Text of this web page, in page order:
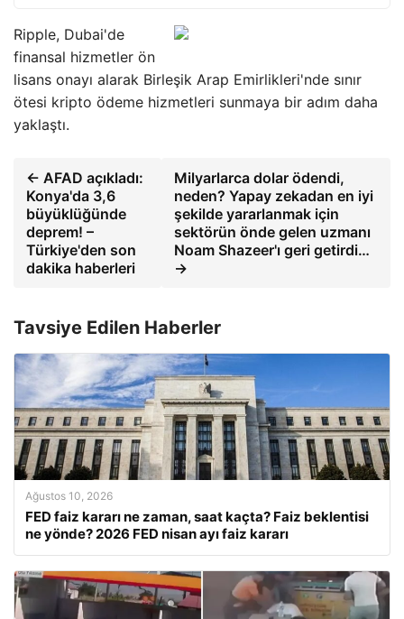
Ripple, Dubai'de
finansal hizmetler ön
lisans onayı alarak Birleşik Arap Emirlikleri'nde sınır
ötesi kripto ödeme hizmetleri sunmaya bir adım daha
yaklaştı.
← AFAD açıkladı:
Konya'da 3,6
büyüklüğünde
deprem! –
Türkiye'den son
dakika haberleri
Milyarlarca dolar ödendi,
neden? Yapay zekadan en iyi
şekilde yararlanmak için
sektörün önde gelen uzmanı
Noam Shazeer'ı geri getirdi…
→
Tavsiye Edilen Haberler
Ağustos 10, 2026
FED faiz kararı ne zaman, saat kaçta? Faiz beklentisi
ne yönde? 2026 FED nisan ayı faiz kararı